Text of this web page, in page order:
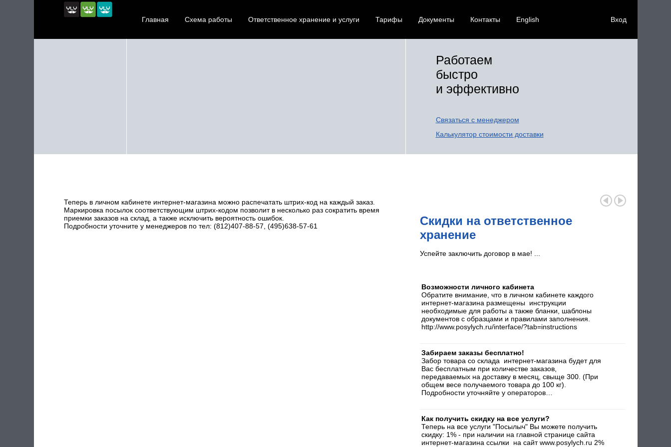
Главная Схема работы Ответственное хранение и услуги Тарифы Документы Контакты English Вход
Работаем
быстро
и эффективно
Связаться с менеджером
Калькулятор стоимости доставки
Теперь в личном кабинете интернет-магазина можно распечатать штрих-код на каждый заказ.
Маркировка посылок соответствующим штрих-кодом позволит в несколько раз сократить время
приемки заказов на склад, а также исключить вероятность ошибок.
Подробности уточните у менеджеров по тел: (812)407-88-57, (495)638-57-61
PrevNext
Скидки на ответственное
хранение
Успейте заключить договор в мае! ...
Возможности личного кабинета
Обратите внимание, что в личном кабинете каждого
интернет-магазина размещены инструкции
необходимые для работы а также бланки, шаблоны
документов с образцами и правилами заполнения.
http://www.posylych.ru/interface/?tab=instructions
Забираем заказы бесплатно!
Забор товара со склада интернет-магазина будет для
Вас бесплатным при количестве заказов,
передаваемых на доставку в месяц, свыще 300. (При
общем весе получаемого товара до 100 кг).
Подробности уточняйте у операторов…
Как получить скидку на все услуги?
Теперь на все услуги "Посылыч" Вы можете получить
скидку: 1% - при наличии на главной странице сайта
интернет-магазина ссылки на сайт www.posylych.ru 2%